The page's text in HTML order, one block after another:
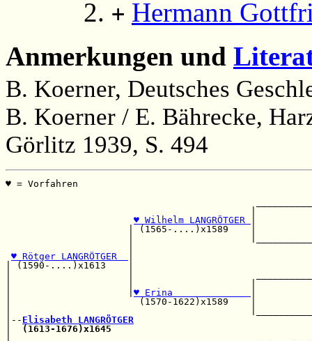
+ Hermann
Anmerkungen und
B. Koerner, Deutsches
B. Koerner / E. Bährecke,
Görlitz 1939, S. 494
♥ = Vorfahren
♥ Wilhelm LANGRÖTGER
| (1565-....)x1589
♥ Rötger LANGRÖTGER
| (1590-....)x1613    |
♥ Erina
|                       (1570-
|-- Elisabeth LANGRÖTGER
(1613-1676)x1645